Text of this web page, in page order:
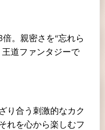
。親密さを“忘れら
道ファンタジーで
り合う刺激的なカク
れを心から楽しむフ